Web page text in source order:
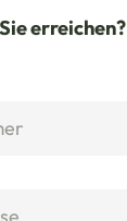
erreichen?